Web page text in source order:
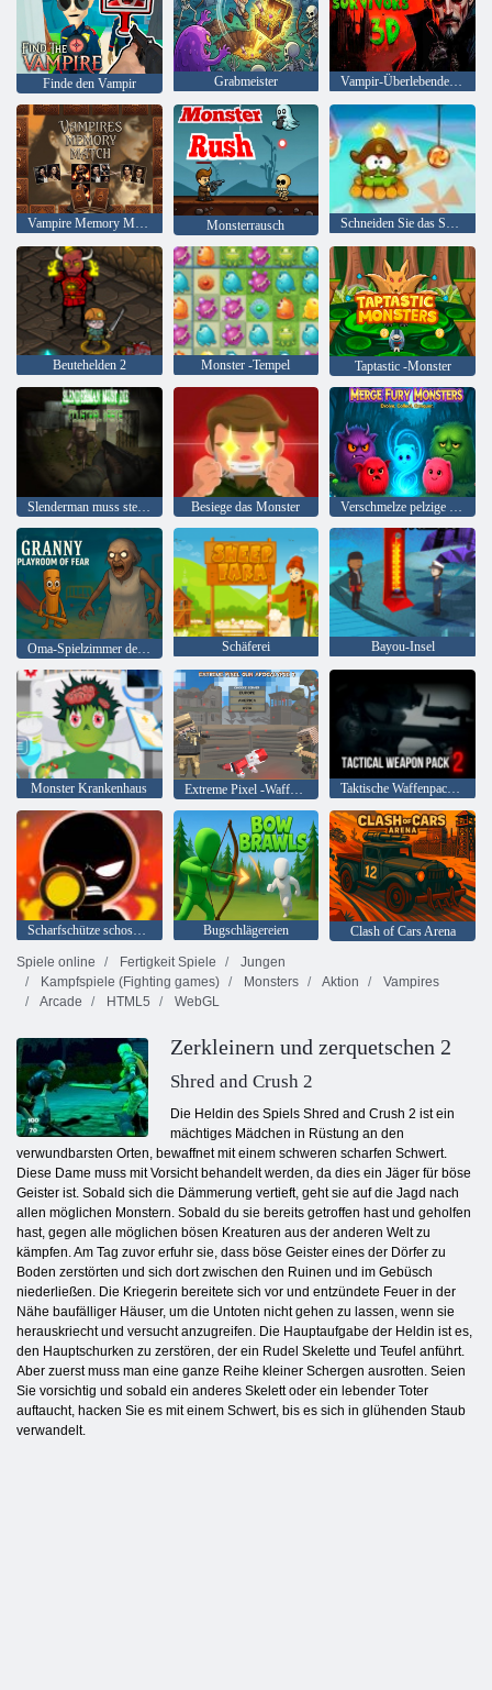
Finde den Vampir Grabmeister Vampir-Überlebende 3D
Vampire Memory Match Monsterrausch Schneiden Sie das Seil: Zeitreisen
Beutehelden 2 Monster -Tempel Taptastic -Monster
Slenderman muss sterben: Industrieabfall Besiege das Monster Verschmelze pelzige Monster
Schäferei Bayou-Insel
Monster Krankenhaus Extreme Pixel -Waffen -Apokalypse 3 Taktische Waffenpackung 2
Scharfschütze schoss 3D Bugschlägereien
Clash of Cars Arena
Spiele online
Fertigkeit Spiele
Jungen
Kampfspiele (Fighting games)
Monsters Aktion
Vampires
Arcade
HTML5 WebGL
Zerkleinern und zerquetschen 2
Shred and Crush 2
Die Heldin des Spiels Shred and Crush 2 ist ein
mächtiges Mädchen in Rüstung an den
verwundbarsten Orten, bewaffnet mit einem schweren scharfen Schwert.
Diese Dame muss mit Vorsicht behandelt werden, da dies ein Jäger für böse
Geister ist. Sobald sich die Dämmerung vertieft, geht sie auf die Jagd nach
allen möglichen Monstern. Sobald du sie bereits getroffen hast und geholfen
hast, gegen alle möglichen bösen Kreaturen aus der anderen Welt zu
kämpfen. Am Tag zuvor erfuhr sie, dass böse Geister eines der Dörfer zu
Boden zerstörten und sich dort zwischen den Ruinen und im Gebüsch
niederließen. Die Kriegerin bereitete sich vor und entzündete Feuer in der
Nähe baufälliger Häuser, um die Untoten nicht gehen zu lassen, wenn sie
herauskriecht und versucht anzugreifen. Die Hauptaufgabe der Heldin ist es,
den Hauptschurken zu zerstören, der ein Rudel Skelette und Teufel anführt.
Aber zuerst muss man eine ganze Reihe kleiner Schergen ausrotten. Seien
Sie vorsichtig und sobald ein anderes Skelett oder ein lebender Toter
auftaucht, hacken Sie es mit einem Schwert, bis es sich in glühenden Staub
verwandelt.